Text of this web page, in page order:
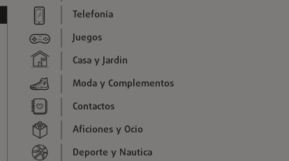
Telefonía
Juegos
Casa y Jardin
Moda y Complementos
Contactos
Aficiones y Ocio
Deporte y Nautica